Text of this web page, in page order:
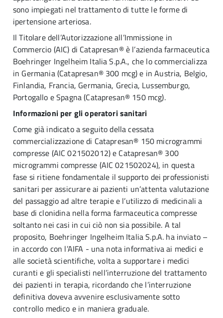
sono impiegati nel trattamento di tutte le forme di
ipertensione arteriosa.
Il Titolare dell’Autorizzazione all’Immissione in
Commercio (AIC) di Catapresan® è l’azienda farmaceutica
Boehringer Ingelheim Italia S.p.A., che lo commercializza
in Germania (Catapresan® 300 mcg) e in Austria, Belgio,
Finlandia, Francia, Germania, Grecia, Lussemburgo,
Portogallo e Spagna (Catapresan® 150 mcg).
Informazioni per gli operatori sanitari
Come già indicato a seguito della cessata
commercializzazione di Catapresan® 150 microgrammi
compresse (AIC 021502012) e Catapresan® 300
microgrammi compresse (AIC 021502024), in questa
fase si ritiene fondamentale il supporto dei professionisti
sanitari per assicurare ai pazienti un’attenta valutazione
del passaggio ad altre terapie e l’utilizzo di medicinali a
base di clonidina nella forma farmaceutica compresse
soltanto nei casi in cui ciò non sia possibile. A tal
proposito, Boehringer Ingelheim Italia S.p.A. ha inviato –
in accordo con l’AIFA - una nota informativa ai medici e
alle società scientifiche, volta a supportare i medici
curanti e gli specialisti nell’interruzione del trattamento
dei pazienti in terapia, ricordando che l’interruzione
definitiva doveva avvenire esclusivamente sotto
controllo medico e in maniera graduale.